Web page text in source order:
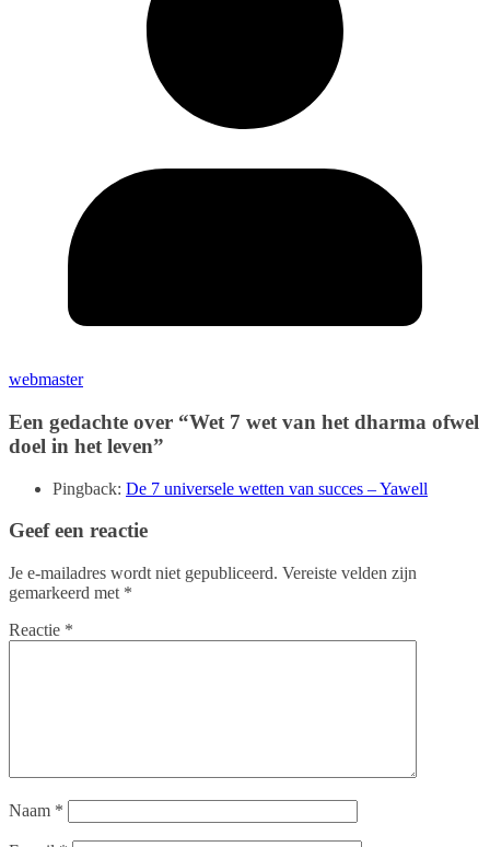
webmaster
Een gedachte over “Wet 7 wet van het dharma ofwel
doel in het leven”
Pingback: De 7 universele wetten van succes – Yawell
Geef een reactie
Je e-mailadres wordt niet gepubliceerd. Vereiste velden zijn
gemarkeerd met *
Reactie *
Naam *